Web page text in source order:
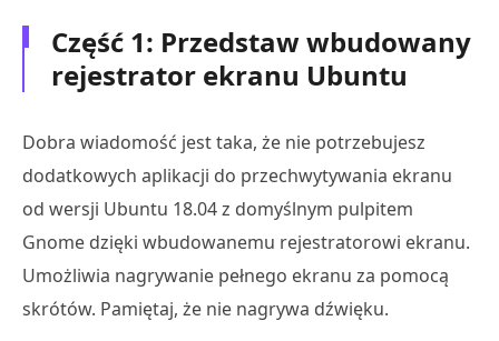
Część 1: Przedstaw wbudowany
rejestrator ekranu Ubuntu
Dobra wiadomość jest taka, że nie potrzebujesz
dodatkowych aplikacji do przechwytywania ekranu
od wersji Ubuntu 18.04 z domyślnym pulpitem
Gnome dzięki wbudowanemu rejestratorowi ekranu.
Umożliwia nagrywanie pełnego ekranu za pomocą
skrótów. Pamiętaj, że nie nagrywa dźwięku.